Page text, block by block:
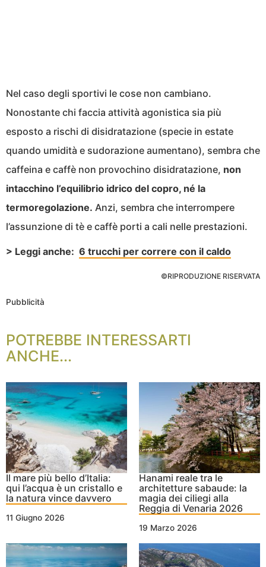
Nel caso degli sportivi le cose non cambiano.
Nonostante chi faccia attività agonistica sia più
esposto a rischi di disidratazione (specie in estate
quando umidità e sudorazione aumentano), sembra che
caffeina e caffè non provochino disidratazione, non
intacchino l’equilibrio idrico del copro, né la
termoregolazione. Anzi, sembra che interrompere
l’assunzione di tè e caffè porti a cali nelle prestazioni.
> Leggi anche: 6 trucchi per correre con il caldo
©RIPRODUZIONE RISERVATA
Pubblicità
POTREBBE INTERESSARTI
ANCHE...
Il mare più bello d’Italia:
qui l’acqua è un cristallo e
la natura vince davvero
11 Giugno 2026
Hanami reale tra le
architetture sabaude: la
magia dei ciliegi alla
Reggia di Venaria 2026
19 Marzo 2026